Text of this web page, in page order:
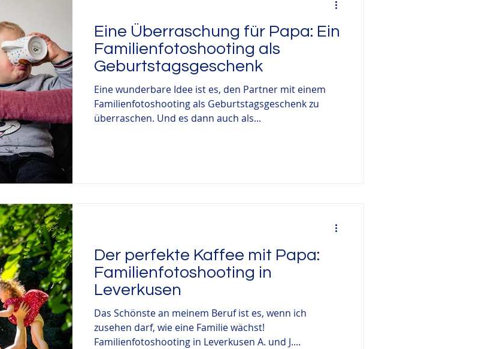
Eine Überraschung für Papa: Ein
Familienfotoshooting als
Geburtstagsgeschenk
Eine wunderbare Idee ist es, den Partner mit einem
Familienfotoshooting als Geburtstagsgeschenk zu
überraschen. Und es dann auch als...
Der perfekte Kaffee mit Papa:
Familienfotoshooting in
Leverkusen
Das Schönste an meinem Beruf ist es, wenn ich
zusehen darf, wie eine Familie wächst!
Familienfotoshooting in Leverkusen A. und J....